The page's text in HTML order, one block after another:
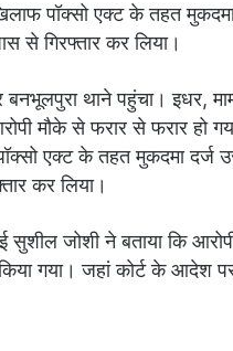
पॉक्सो एक्ट के तहत
से गिरफ्तार कर लिया।
बनभूलपुरा थाने पहुंचा। इधर,
मौके से फरार से फरार हो
एक्ट के तहत मुकदमा दर्ज
कर लिया।
जोशी ने बताया कि
गया। जहां कोर्ट के आदेश